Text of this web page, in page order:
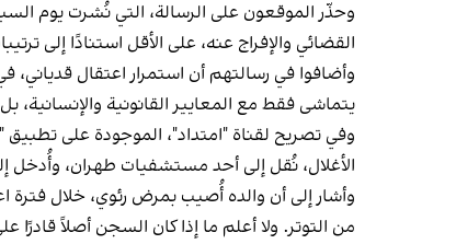
القضائي والإفراج عنه، على الأقل استنادًا إلى
وأضافوا في رسالتهم أن استمرار اعتقال
يتماشى فقط مع المعايير القانونية والإنسانية،
الأغلال، نُقل إلى أحد مستشفيات طهران، وأُدخل
وأشار إلى أن والده أُصيب بمرض رئوي، خلال
من التوتر. ولا أعلم ما إذا كان السجن أصلاً